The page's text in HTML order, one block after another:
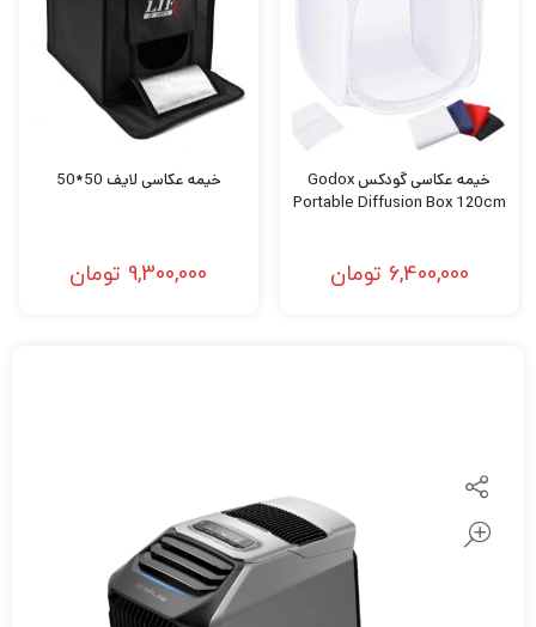
خیمه عکاسی گودکس Godox
Portable Diffusion Box 120cm
6,400,000 تومان
خیمه عکاسی لایف 50*50
9,300,000 تومان